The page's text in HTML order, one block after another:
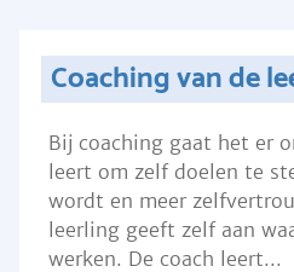
Coaching van de
Bij coaching gaat het er
leert om zelf doelen te
wordt en meer
leerling geeft zelf aan
werken. De coach leert...